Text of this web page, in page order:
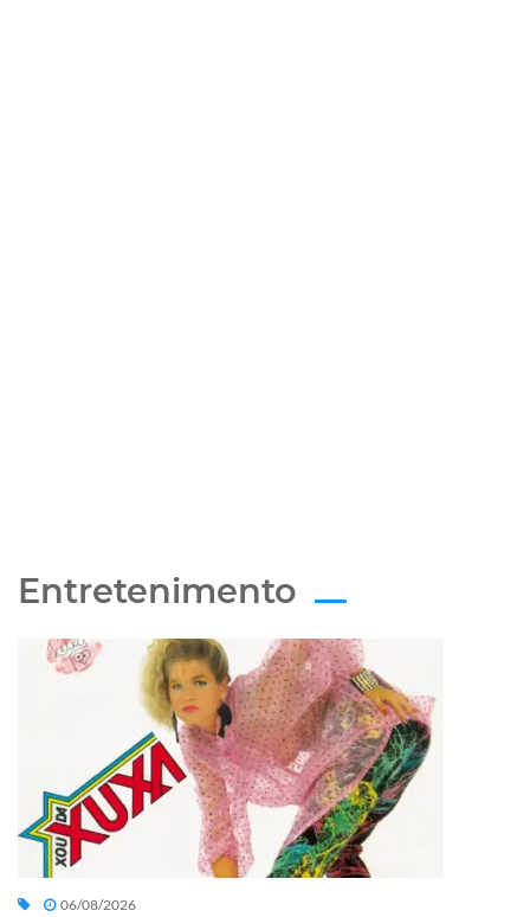
Entretenimento
06/08/2026